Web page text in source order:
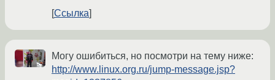
Ссылка
Могу ошибиться, но посмотри на тему ниже:
http://www.linux.org.ru/jump-message.jsp?